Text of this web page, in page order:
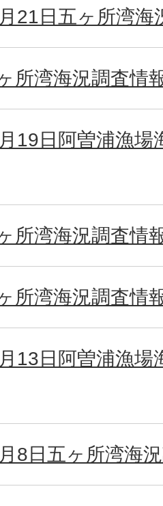
21日五ヶ所湾海
所湾海況調査情
19日阿曽浦漁場
所湾海況調査情
所湾海況調査情
13日阿曽浦漁場
8日五ヶ所湾海